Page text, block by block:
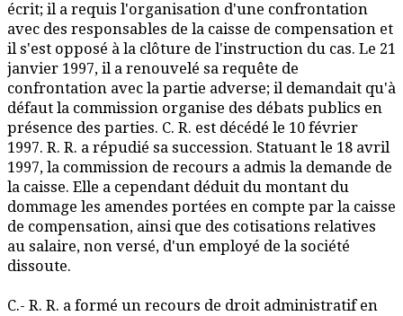
écrit; il a requis l'organisation d'une confrontation
avec des responsables de la caisse de compensation et
il s'est opposé à la clôture de l'instruction du cas. Le 21
janvier 1997, il a renouvelé sa requête de
confrontation avec la partie adverse; il demandait qu'à
défaut la commission organise des débats publics en
présence des parties. C. R. est décédé le 10 février
1997. R. R. a répudié sa succession. Statuant le 18 avril
1997, la commission de recours a admis la demande de
la caisse. Elle a cependant déduit du montant du
dommage les amendes portées en compte par la caisse
de compensation, ainsi que des cotisations relatives
au salaire, non versé, d'un employé de la société
dissoute.
C.- R. R. a formé un recours de droit administratif en